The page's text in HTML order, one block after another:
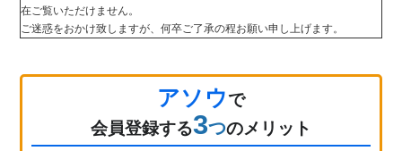
在ご覧いただけません。
ご迷惑をおかけ致しますが、何卒ご了承の程お願い申し上げます。
アソウで
会員登録する3つのメリット